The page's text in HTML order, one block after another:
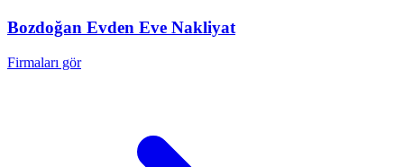
Bozdoğan Evden Eve Nakliyat
Firmaları gör